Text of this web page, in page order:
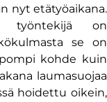
nyt etätyöaikana.
työntekijä on
se on
kohde kuin
laumasuojaa
hoidettu oikein,